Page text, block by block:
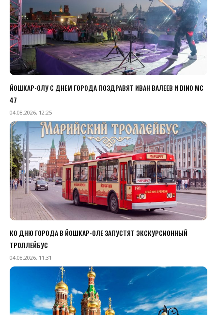
ЙОШКАР-ОЛУ С ДНЕМ ГОРОДА ПОЗДРАВЯТ ИВАН ВАЛЕЕВ И DINO MC
47
04.08.2026, 12:25
КО ДНЮ ГОРОДА В ЙОШКАР-ОЛЕ ЗАПУСТЯТ ЭКСКУРСИОННЫЙ
ТРОЛЛЕЙБУС
04.08.2026, 11:31